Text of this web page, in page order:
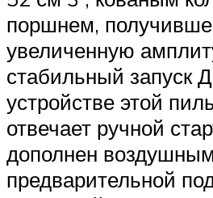
поршнем,
увеличенную
стабильный запуск
устройстве этой
отвечает ручной
дополнен
предварительной